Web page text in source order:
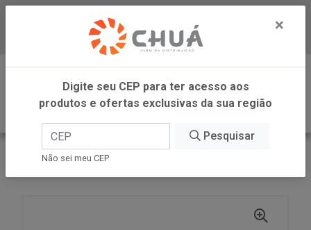
Baixe já nosso APP
0
INÍCIO
GOMES DA COSTA
×
Digite seu CEP para ter acesso aos
produtos e ofertas exclusivas da sua região
Pesquisar
Não sei meu CEP